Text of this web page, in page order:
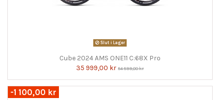
Slut i Lager
Cube 2024 AMS ONE11 C:68X Pro
35 999,00 kr 54 599,00 kr
-1 100,00 kr